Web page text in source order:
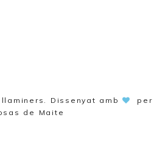
. Dissenyat amb
per
de Maite